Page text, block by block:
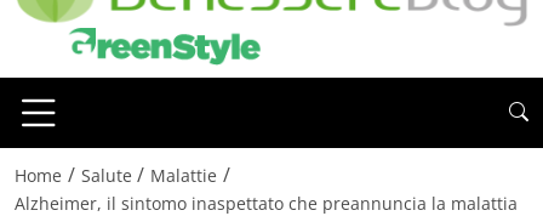
Home / Salute / Malattie /
Alzheimer, il sintomo inaspettato che preannuncia la malattia